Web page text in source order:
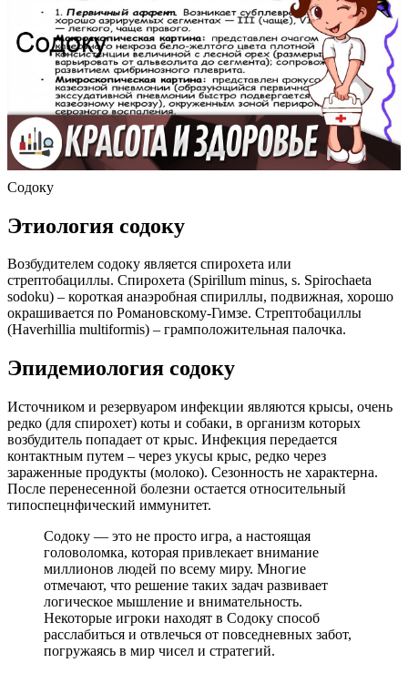
Содоку
Этиология содоку
Возбудителем содоку является спирохета или
стрептобациллы. Спирохета (Spirillum minus, s. Spirochaeta
sodoku) – короткая анаэробная спириллы, подвижная, хорошо
окрашивается по Романовскому-Гимзе. Стрептобациллы
(Haverhillia multiformis) – грамположительная палочка.
Эпидемиология содоку
Источником и резервуаром инфекции являются крысы, очень
редко (для спирохет) коты и собаки, в организм которых
возбудитель попадает от крыс. Инфекция передается
контактным путем – через укусы крыс, редко через
зараженные продукты (молоко). Сезонность не характерна.
После перенесенной болезни остается относительный
типоспецнфический иммунитет.
Содоку — это не просто игра, а настоящая
головоломка, которая привлекает внимание
миллионов людей по всему миру. Многие
отмечают, что решение таких задач развивает
логическое мышление и внимательность.
Некоторые игроки находят в Содоку способ
расслабиться и отвлечься от повседневных забот,
погружаясь в мир чисел и стратегий.